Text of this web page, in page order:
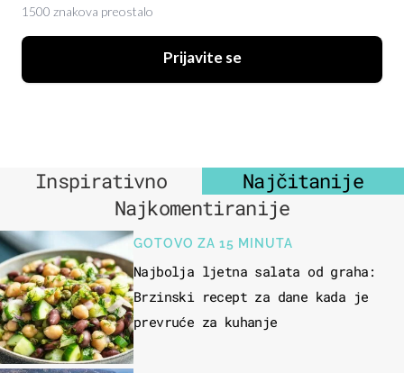
1500 znakova preostalo
Prijavite se
Inspirativno
Najčitanije
Najkomentiranije
GOTOVO ZA 15 MINUTA
Najbolja ljetna salata od graha:
Brzinski recept za dane kada je
prevruće za kuhanje